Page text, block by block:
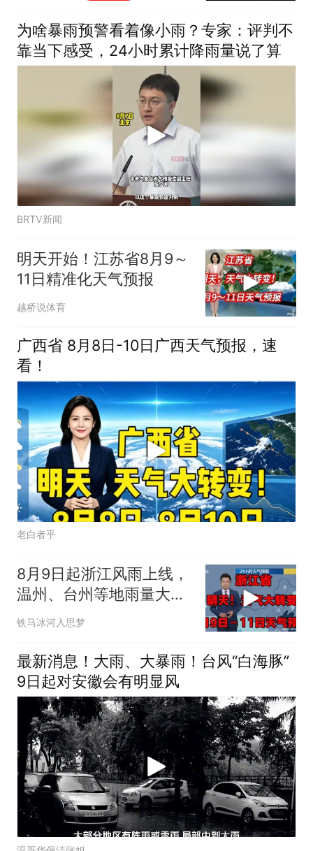
为啥暴雨预警看着像小雨？专家：评判不
靠当下感受，24小时累计降雨量说了算
BRTV新闻
明天开始！江苏省8月9～
11日精准化天气预报
越桥说体育
广西省 8月8日-10日广西天气预报，速
看！
老白者乎
8月9日起浙江风雨上线，
温州、台州等地雨量大，
海边出行谨慎
铁马冰河入思梦
最新消息！大雨、大暴雨！台风“白海豚”
9日起对安徽会有明显风